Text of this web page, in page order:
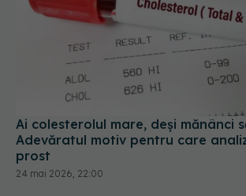
Ai colesterolul mare, deși mănânci
Adevăratul motiv pentru care
prost
24 mai 2026, 22:00